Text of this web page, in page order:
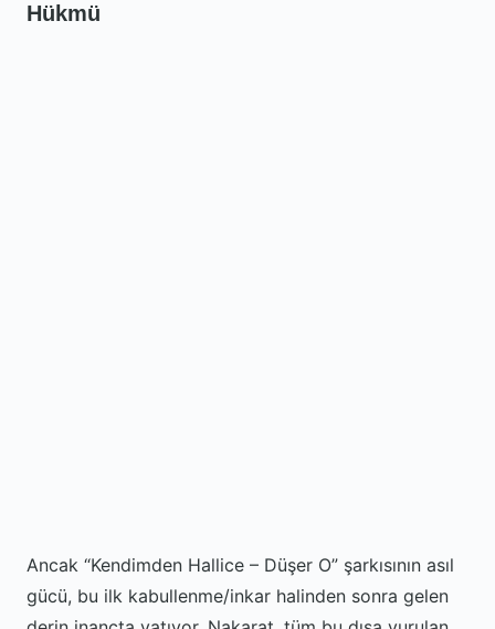
Hükmü
Ancak “Kendimden Hallice – Düşer O” şarkısının asıl
gücü, bu ilk kabullenme/inkar halinden sonra gelen